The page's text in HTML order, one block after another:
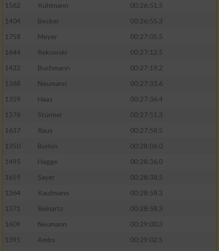
1562
Kuhlmann
00:26:51.5
1404
Becker
00:26:55.3
1758
Meyer
00:27:05.5
1644
Rekowski
00:27:12.5
1432
Buchmann
00:27:19.2
1368
Neumann
00:27:33.6
1359
Haas
00:27:36.4
1376
Stürmer
00:27:51.3
1637
Raus
00:27:58.5
1350
Burlon
00:28:06.0
1495
Hagge
00:28:36.0
1659
Sayer
00:28:38.5
1364
Kaufmann
00:28:58.3
1371
Reinartz
00:28:58.3
1609
Neumann
00:29:00.3
1391
Ambs
00:29:02.5